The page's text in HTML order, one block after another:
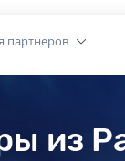
партнеров
из